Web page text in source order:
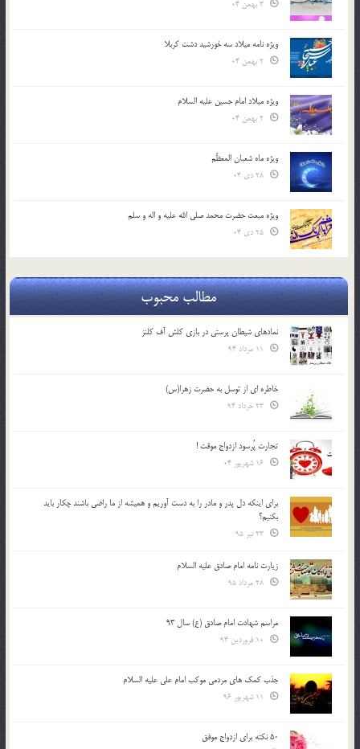
ویژه نامه میلاد سه خورشید دشت کربلا
ویژه میلاد امام حسین علیه السلام
ویژه ماه شعبان المعظّم
ویژه مبعث حضرت محمد صلی الله علیه و اله و سلم
مطالب محبوب
نمادهای شیطان پرستی در بازی کلش آف کلنز
خاطره ای از توسل به حضرت زهرا(س)
تجارت پُرسود ازدواج موقت !
براي اينكه دل پدر و مادر را به دست آوريم و هميشه از ما راضي باشند چكار بايد
بكنيم؟
زیارت نامه امام صادق علیه السلام
مراسم شهادت امام صادق (ع) سال 93
جذب کمک های مردمی موکب امام علی علیه السلام
50 نکته برای ازدواج موفق